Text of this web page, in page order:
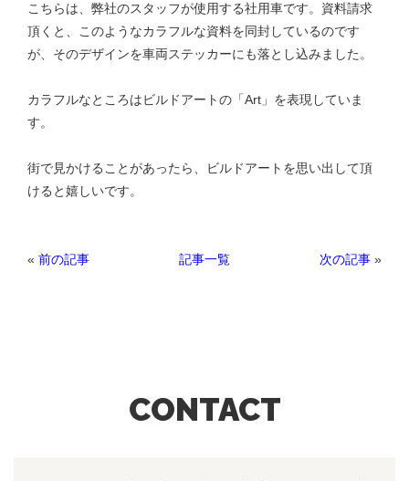
こちらは、弊社のスタッフが使用する社用車です。資料請求
頂くと、このようなカラフルな資料を同封しているのです
が、そのデザインを車両ステッカーにも落とし込みました。
カラフルなところはビルドアートの「Art」を表現していま
す。
街で見かけることがあったら、ビルドアートを思い出して頂
けると嬉しいです。
記事一覧
« 前の記事 次の記事 »
CONTACT